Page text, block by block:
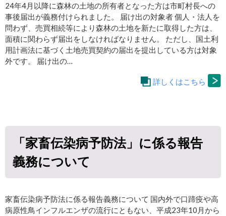
24年4月以降に森林の土地の所有者となった方は市町村長への
事後届出が義務付けられました。 届け出の対象者 個人・法人を
問わず、売買相続等により森林の土地を新たに取得した方は、
面積に関わらず届出をしなければなりません。 ただし、国土利
用計画法に基づく土地売買契約の届出を提出している方は対象
外です。 届け出の…
詳しくはこちら
「家畜伝染病予防法」に係る報告
義務について
家畜伝染病予防法に係る報告義務について 国内外で口蹄疫や高
病原性鳥インフルエンザの流行にともない、平成23年10月から